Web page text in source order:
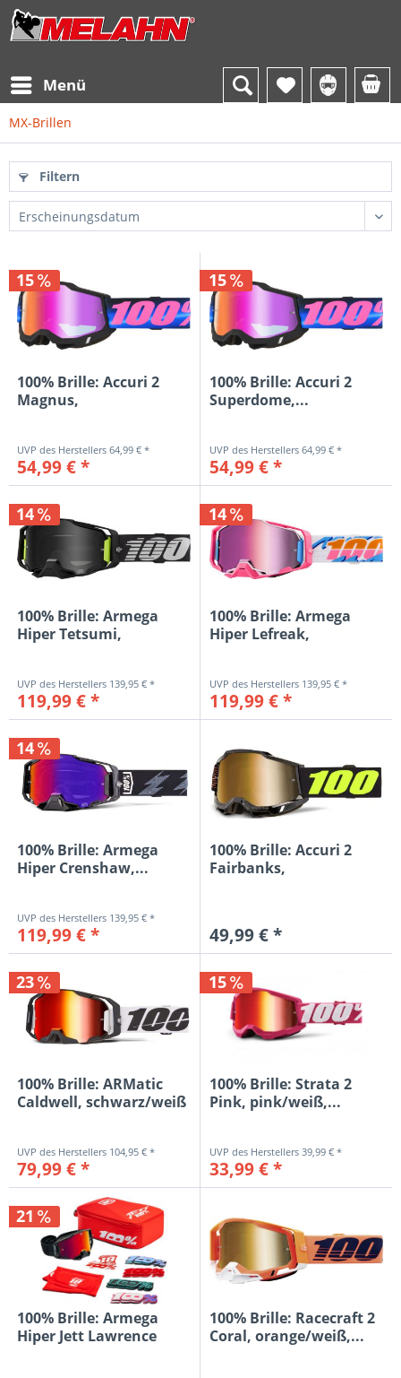
Menü
MX-Brillen
Filtern
15
100% Brille: Accuri 2
Magnus,
64,99 € *
54,99 € *
15
100% Brille: Accuri 2
Superdome,...
64,99 € *
54,99 € *
14
100% Brille: Armega
Hiper Tetsumi,
139,95 € *
119,99 € *
14
100% Brille: Armega
Hiper Lefreak,
139,95 € *
119,99 € *
14
100% Brille: Armega
Hiper Crenshaw,...
139,95 € *
119,99 € *
100% Brille: Accuri 2
Fairbanks,
49,99 € *
23
100% Brille: ARMatic
Caldwell, schwarz/weiß
104,95 € *
79,99 € *
15
100% Brille: Strata 2
Pink, pink/weiß,...
39,99 € *
33,99 € *
21
100% Brille: Armega
Hiper Jett Lawrence
100% Brille: Racecraft 2
Coral, orange/weiß,...